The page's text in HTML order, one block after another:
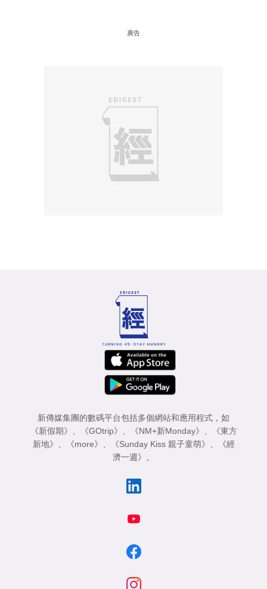
廣告
新傳媒集團的數碼平台包括多個網站和應用程式，如
《新假期》
《GOtrip》 《NM+新Monday》
《東方
新地》
《more》 《Sunday Kiss 親子童萌》
《經
濟一週》
。